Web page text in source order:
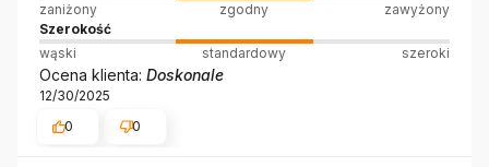
zaniżony
zgodny
zawyżony
Szerokość
wąski
standardowy szeroki
Ocena klienta: Doskonale
12/30/2025
0
0